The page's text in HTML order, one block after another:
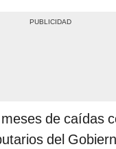
de caídas
del